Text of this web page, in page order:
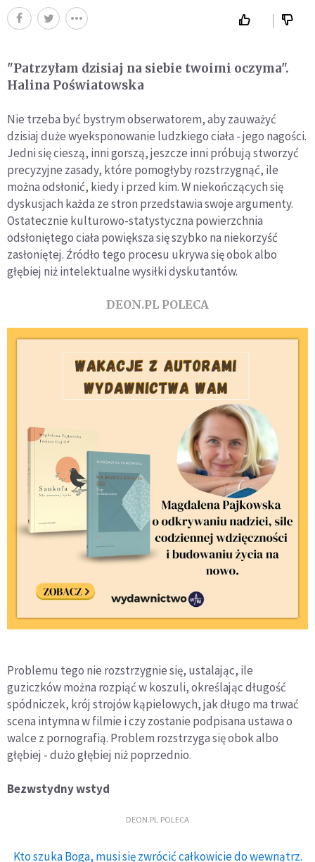
"Patrzyłam dzisiaj na siebie twoimi oczyma".
Halina Poświatowska
Nie trzeba być bystrym obserwatorem, aby zauważyć
dzisiaj duże wyeksponowanie ludzkiego ciała - jego nagości.
Jedni się cieszą, inni gorszą, jeszcze inni próbują stworzyć
precyzyjne zasady, które pomogłyby rozstrzygnąć, ile
można odsłonić, kiedy i przed kim. W niekończących się
dyskusjach każda ze stron przedstawia swoje argumenty.
Ostatecznie kulturowo-statystyczna powierzchnia
odsłoniętego ciała powiększa się szybko na niekorzyść
zasłoniętej. Źródło tego procesu ukrywa się obok albo
głębiej niż intelektualne wysiłki dyskutantów.
DEON.PL POLECA
Problemu tego nie rozstrzygnie się, ustalając, ile
guziczków można rozpiąć w koszuli, określając długość
spódniczek, krój strojów kąpielowych, jak długo ma trwać
scena intymna w filmie i czy zostanie podpisana ustawa o
walce z pornografią. Problem rozstrzyga się obok albo
głębiej - dużo głębiej niż poprzednio.
Bezwstydny wstyd
DEON.PL POLECA
Kto szuka Boga, musi się zwrócić całkowicie do wewnątrz.